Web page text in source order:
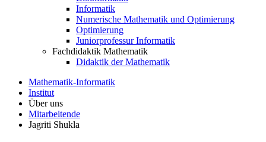
Informatik
Numerische Mathematik und Optimierung
Optimierung
Juniorprofessur Informatik
Fachdidaktik Mathematik
Didaktik der Mathematik
Mathematik-Informatik
Institut
Über uns
Mitarbeitende
Jagriti Shukla